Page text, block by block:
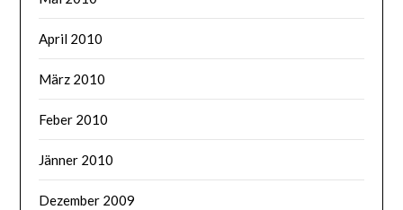
April 2010
März 2010
Feber 2010
Jänner 2010
Dezember 2009